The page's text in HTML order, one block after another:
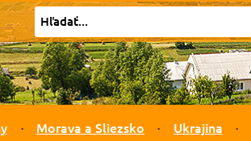
Morava a Sliezsko Ukrajina